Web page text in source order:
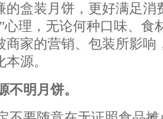
的盒装月饼，更好满足消
心理，无论何种口味、食
商家的营销、包装所影响
源。
不明月饼。